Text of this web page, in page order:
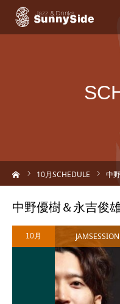
10月SCHEDULE 中
中野優樹＆永吉俊
10月 JAMSESSION